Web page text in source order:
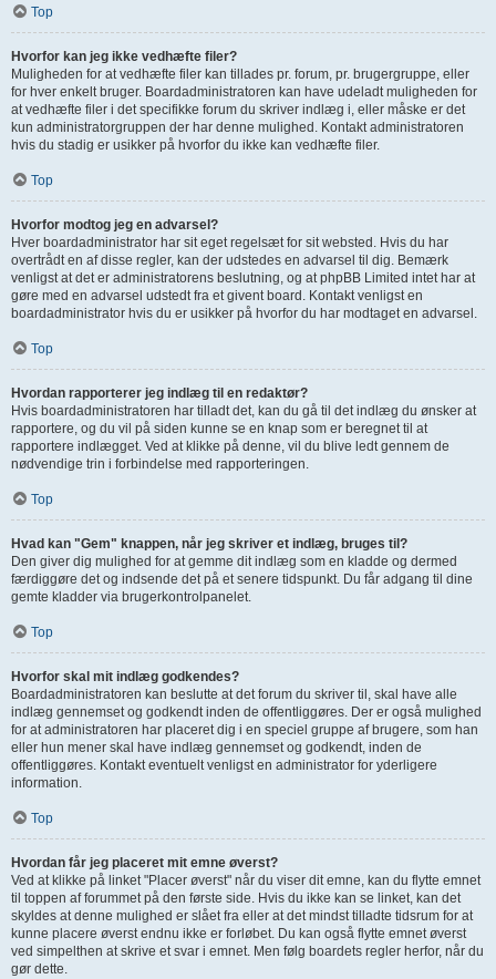
Top
Hvorfor kan jeg ikke vedhæfte filer?
Muligheden for at vedhæfte filer kan tillades pr. forum, pr. brugergruppe, eller
for hver enkelt bruger. Boardadministratoren kan have udeladt muligheden for
at vedhæfte filer i det specifikke forum du skriver indlæg i, eller måske er det
kun administratorgruppen der har denne mulighed. Kontakt administratoren
hvis du stadig er usikker på hvorfor du ikke kan vedhæfte filer.
Top
Hvorfor modtog jeg en advarsel?
Hver boardadministrator har sit eget regelsæt for sit websted. Hvis du har
overtrådt en af disse regler, kan der udstedes en advarsel til dig. Bemærk
venligst at det er administratorens beslutning, og at phpBB Limited intet har at
gøre med en advarsel udstedt fra et givent board. Kontakt venligst en
boardadministrator hvis du er usikker på hvorfor du har modtaget en advarsel.
Top
Hvordan rapporterer jeg indlæg til en redaktør?
Hvis boardadministratoren har tilladt det, kan du gå til det indlæg du ønsker at
rapportere, og du vil på siden kunne se en knap som er beregnet til at
rapportere indlægget. Ved at klikke på denne, vil du blive ledt gennem de
nødvendige trin i forbindelse med rapporteringen.
Top
Hvad kan "Gem" knappen, når jeg skriver et indlæg, bruges til?
Den giver dig mulighed for at gemme dit indlæg som en kladde og dermed
færdiggøre det og indsende det på et senere tidspunkt. Du får adgang til dine
gemte kladder via brugerkontrolpanelet.
Top
Hvorfor skal mit indlæg godkendes?
Boardadministratoren kan beslutte at det forum du skriver til, skal have alle
indlæg gennemset og godkendt inden de offentliggøres. Der er også mulighed
for at administratoren har placeret dig i en speciel gruppe af brugere, som han
eller hun mener skal have indlæg gennemset og godkendt, inden de
offentliggøres. Kontakt eventuelt venligst en administrator for yderligere
information.
Top
Hvordan får jeg placeret mit emne øverst?
Ved at klikke på linket "Placer øverst" når du viser dit emne, kan du flytte emnet
til toppen af forummet på den første side. Hvis du ikke kan se linket, kan det
skyldes at denne mulighed er slået fra eller at det mindst tilladte tidsrum for at
kunne placere øverst endnu ikke er forløbet. Du kan også flytte emnet øverst
ved simpelthen at skrive et svar i emnet. Men følg boardets regler herfor, når du
gør dette.